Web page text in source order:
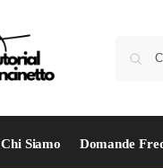
Chi Siamo Domande